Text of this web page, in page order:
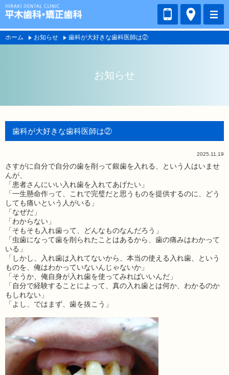
ホーム お知らせ 歯科が大好きな歯科医師は②
お知らせ
歯科が大好きな歯科医師は②
2025.11.19
さすがに自分で自分の歯を削って銀歯を入れる、という人はいませ
んが、
「患者さんにいい入れ歯を入れてあげたい」
「一生懸命作って、これで完璧だと思うものを提供するのに、どう
しても痛いという人がいる」
「なぜだ」
「わからない」
「そもそも入れ歯って、どんなものなんだろう」
「虫歯になって歯を削られたことはあるから、歯の痛みはわかって
いる」
「しかし、入れ歯は入れてないから、本当の使える入れ歯、という
ものを、俺はわかっていないんじゃないか」
「そうか、俺自身が入れ歯を使ってみればいいんだ」
「自分で経験することによって、真の入れ歯とは何か、わかるのか
もしれない」
「よし、ではまず、歯を抜こう」